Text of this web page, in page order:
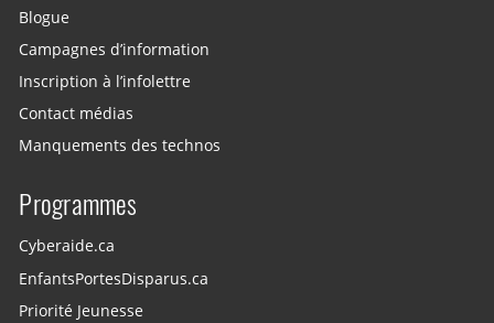
Blogue
Campagnes d’information
Inscription à l’infolettre
Contact médias
Manquements des technos
Programmes
Cyberaide.ca
EnfantsPortesDisparus.ca
Priorité Jeunesse